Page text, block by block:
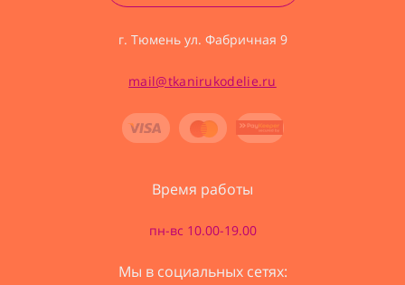
г. Тюмень ул. Фабричная 9
mail@tkanirukodelie.ru
Время работы
пн-вс 10.00-19.00
Мы в социальных сетях: